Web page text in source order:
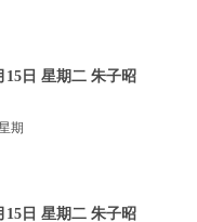
15日 星期二 朱子昭
期
15日 星期二 朱子昭